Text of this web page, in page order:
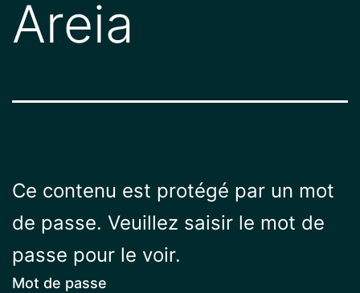
Areia
Ce contenu est protégé par un mot
de passe. Veuillez saisir le mot de
passe pour le voir.
Mot de passe